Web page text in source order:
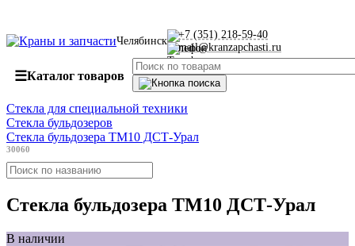
Челябинск
+7 (351) 218-59-40
mail@kranzapchasti.ru
☰Каталог товаров
Стекла для специальной техники
Стекла бульдозеров
Стекла бульдозера ТМ10 ДСТ-Урал
30060
Стекла бульдозера ТМ10 ДСТ-Урал
В наличии